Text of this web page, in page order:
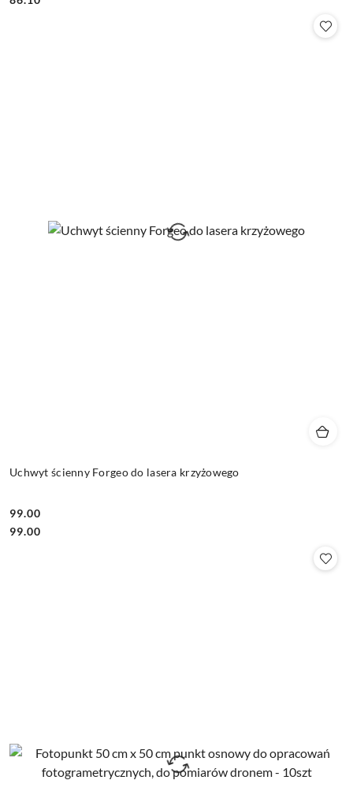
Cena:
Uchwyt ścienny Forgeo do lasera krzyżowego
Cena:
99.00
Cena:
99.00